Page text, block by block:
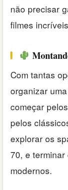
não precisar
filmes
Com tantas
organizar
começar
pelos
explorar os
70, e
modernos.